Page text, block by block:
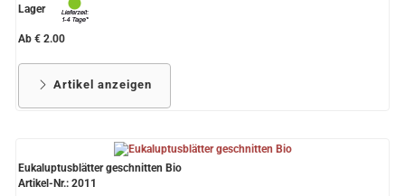
Lager
Ab € 2.00
Artikel anzeigen
Eukaluptusblätter geschnitten Bio
Artikel-Nr.: 2011